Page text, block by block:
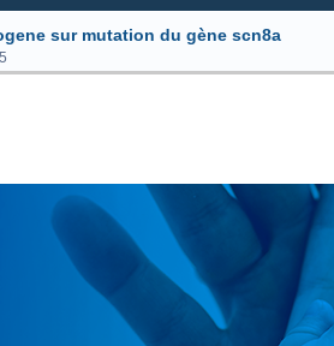
sur mutation du gène scn8a